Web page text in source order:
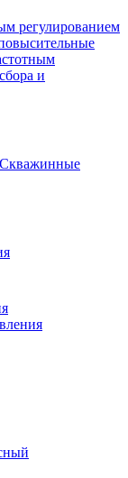
регулированием
и
Скважинные